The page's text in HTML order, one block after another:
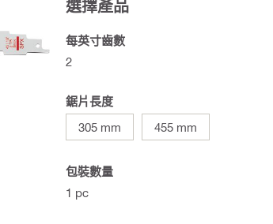
選擇產品
每英寸齒數
2
鋸片長度
305 mm
455 mm
包裝數量
1 pc